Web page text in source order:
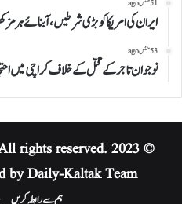
51 منٹس ago
ایران کی امریکا کو بڑی شرطیں، آبنائے ہرمز کھولنے
53 منٹس ago
نوجوان تاجر کے قتل کے خلاف کراچی میں
© 2023 Jano.PK
rights reserved.
by Daily-Kaltak Team
ہم سے رابطہ کریں